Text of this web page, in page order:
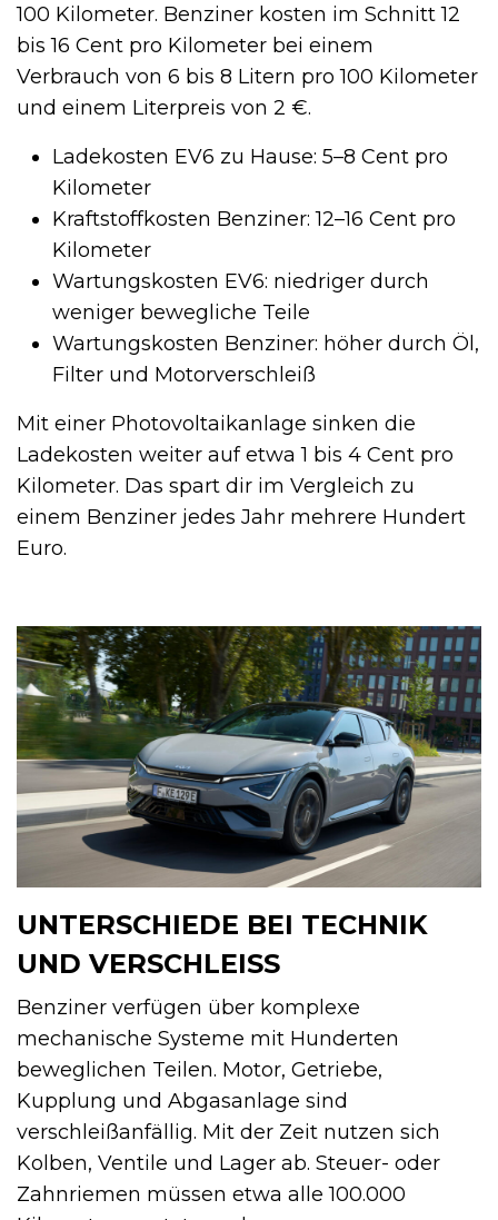
100 Kilometer. Benziner kosten im Schnitt 12
bis 16 Cent pro Kilometer bei einem
Verbrauch von 6 bis 8 Litern pro 100 Kilometer
und einem Literpreis von 2 €.
Ladekosten EV6 zu Hause: 5–8 Cent pro
Kilometer
Kraftstoffkosten Benziner: 12–16 Cent pro
Kilometer
Wartungskosten EV6: niedriger durch
weniger bewegliche Teile
Wartungskosten Benziner: höher durch Öl,
Filter und Motorverschleiß
Mit einer Photovoltaikanlage sinken die
Ladekosten weiter auf etwa 1 bis 4 Cent pro
Kilometer. Das spart dir im Vergleich zu
einem Benziner jedes Jahr mehrere Hundert
Euro.
UNTERSCHIEDE BEI TECHNIK
UND VERSCHLEISS
Benziner verfügen über komplexe
mechanische Systeme mit Hunderten
beweglichen Teilen. Motor, Getriebe,
Kupplung und Abgasanlage sind
verschleißanfällig. Mit der Zeit nutzen sich
Kolben, Ventile und Lager ab. Steuer- oder
Zahnriemen müssen etwa alle 100.000